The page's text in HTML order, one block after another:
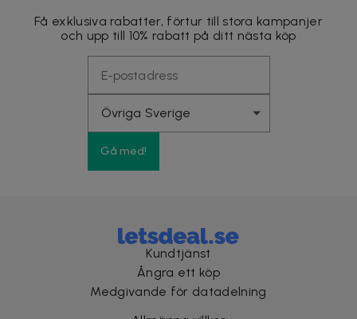
Få exklusiva rabatter, förtur till stora kampanjer
och upp till 10% rabatt på ditt nästa köp
Gå med!
Kundtjänst
Ångra ett köp
Medgivande för datadelning